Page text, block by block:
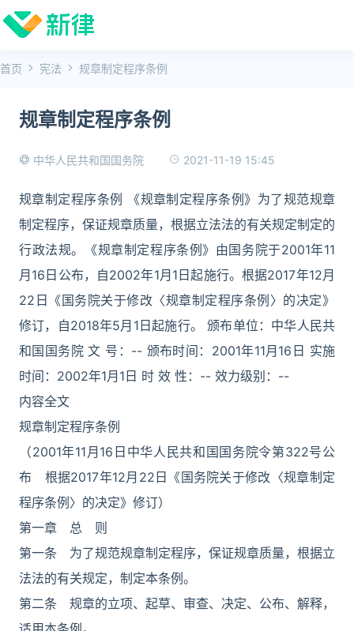
首页 宪法 规章制定程序条例
规章制定程序条例
中华人民共和国国务院 2021-11-19 15:45
规章制定程序条例 《规章制定程序条例》为了规范规章
制定程序，保证规章质量，根据立法法的有关规定制定的
行政法规。《规章制定程序条例》由国务院于2001年11
月16日公布，自2002年1月1日起施行。根据2017年12月
22日《国务院关于修改〈规章制定程序条例〉的决定》
修订，自2018年5月1日起施行。 颁布单位：中华人民共
和国国务院 文 号：-- 颁布时间：2001年11月16日 实施
时间：2002年1月1日 时 效 性：-- 效力级别：--
内容全文
规章制定程序条例
（2001年11月16日中华人民共和国国务院令第322号公
布 根据2017年12月22日《国务院关于修改〈规章制定
程序条例〉的决定》修订）
第一章 总 则
第一条 为了规范规章制定程序，保证规章质量，根据立
法法的有关规定，制定本条例。
第二条 规章的立项、起草、审查、决定、公布、解释，